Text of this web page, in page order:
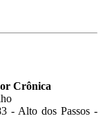
Crônica
- Alto dos Passos -